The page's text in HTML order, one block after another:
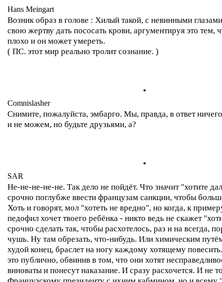
Hans Meingart
Возник образ в голове : Хилый такой, с невинными
свою жертву дать пососать крови, аргументируя это тем,
плохо и он может умереть.
( ПС. этот мир реально тролит сознание. )
.
Comnislasher
Снимите, пожалуйста, эмбарго. Мы, правда, в ответ
и не можем, но будьте друзьями, а?
.
SAR
Не-не-не-не-не. Так дело не пойдёт. Что значит "хотите
срочно поглубже ввести французам санкции, чтобы
Хоть и говорят, мол "хотеть не вредно", но когда, к
педофил хочет твоего ребёнка - никто ведь не скажет
срочно сделать так, чтобы расхотелось, раз и на всегда,
чушь. Ну там обрезать, что-нибудь. Или химическим
худой конец, браслет на ногу каждому хотящему
это публично, обвинив в том, что они хотят
виноваты и понесут наказание. И сразу расхочется. И не